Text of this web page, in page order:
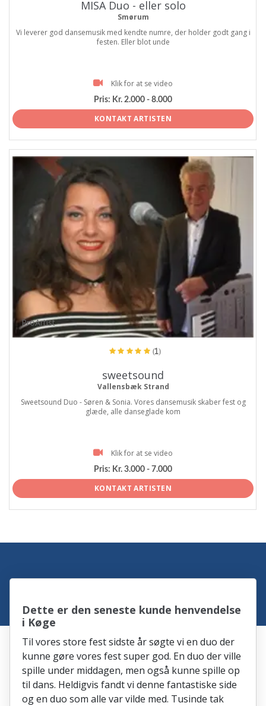
MISA Duo - eller solo
Smørum
Vi leverer god dansemusik med kendte numre, der holder godt gang i
festen. Eller blot unde
Klik for at se video
Pris: Kr. 2.000 - 8.000
KONTAKT ARTISTEN
ProArtist
(1)
sweetsound
Vallensbæk Strand
Sweetsound Duo - Søren & Sonia. Vores dansemusik skaber fest og
glæde, alle danseglade kom
Klik for at se video
Pris: Kr. 3.000 - 7.000
KONTAKT ARTISTEN
Dette er den seneste kunde henvendelse
i Køge
Til vores store fest sidste år søgte vi en duo der
kunne gøre vores fest super god. En duo der ville
spille under middagen, men også kunne spille op
til dans. Heldigvis fandt vi denne fantastiske side
og en duo som alle var vilde med. Tusinde tak